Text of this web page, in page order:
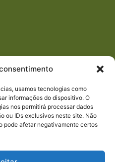
usamos tecnologias como
informações do dispositivo. O
nos permitirá processar dados
ou IDs exclusivos neste site. Não
pode afetar negativamente certos